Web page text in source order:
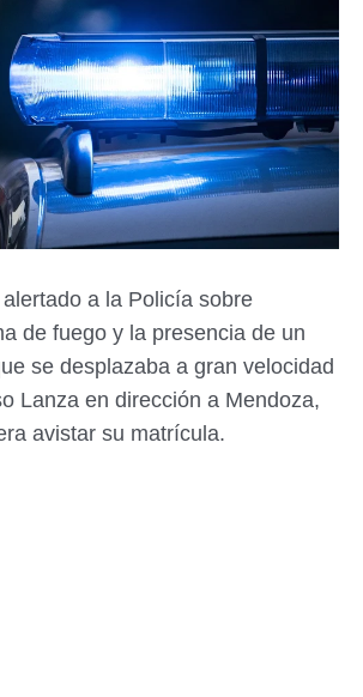
a la Policía sobre
de fuego y la presencia de un
se desplazaba a gran velocidad
Lanza en dirección a Mendoza,
avistar su matrícula.